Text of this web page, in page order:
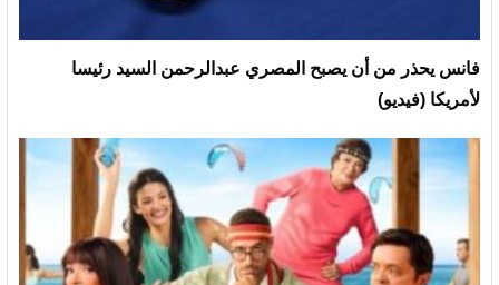
فانس يحذر من أن يصبح المصري عبدالرحمن السيد رئيسا
لأمريكا (فيديو)